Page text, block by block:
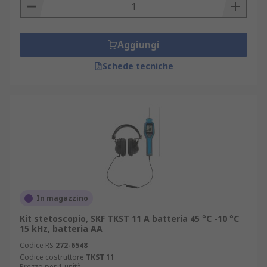
marchi, adatti ad ogni esigenza
applicazione e di prezzo.
Dove vengono utilizzati gli stetoscopi?
contribuire alla diagnostica delle
apparecchiature o degli impianti come le
tubazioni. Alcune tipiche applicazioni dello
stetoscopio professionale sono:
Cambi e alternatori
Macchinari
Cuscinetti
Aggiungi
Schede tecniche
In magazzino
Kit stetoscopio, SKF TKST 11 A batteria 45 °C -10 °C
15 kHz, batteria AA
Codice RS 272-6548
Codice costruttore TKST 11